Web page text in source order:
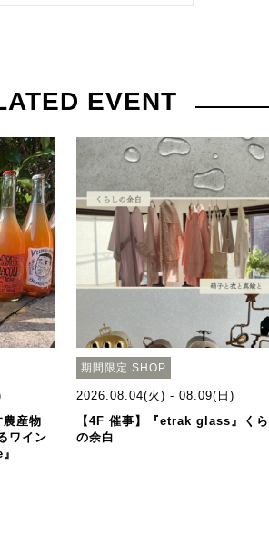
EVENT
農産物
ワイン
期間限定 SHOP
2026.08.04(火) - 08.09(日)
【4F 催事】『etrak glass』く
の余白